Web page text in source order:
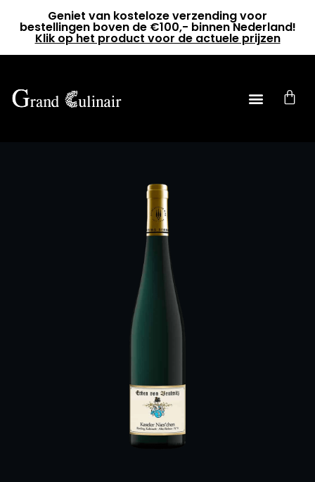
Geniet van kosteloze verzending voor
bestellingen boven de €100,- binnen Nederland!
Klik op het product voor de actuele prijzen
0